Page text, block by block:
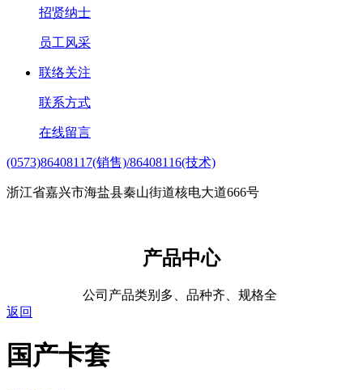
招贤纳士
员工风采
联络关注
联系方式
在线留言
(0573)86408117(销售)/86408116(技术)
浙江省嘉兴市海盐县秦山街道核电大道666号
产品中心
公司产品类别多、品种齐、规格全
返回
国产卡套